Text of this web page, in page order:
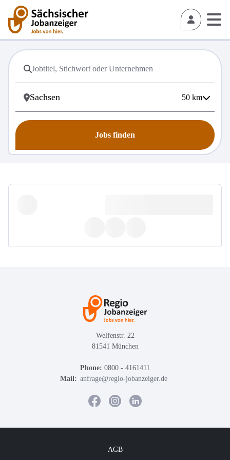
50 km
Jobs finden
Welfenstr. 22
81541 München
Phone: 0800 - 4161411
Mail: anfrage@regio-jobanzeiger.de
AGB